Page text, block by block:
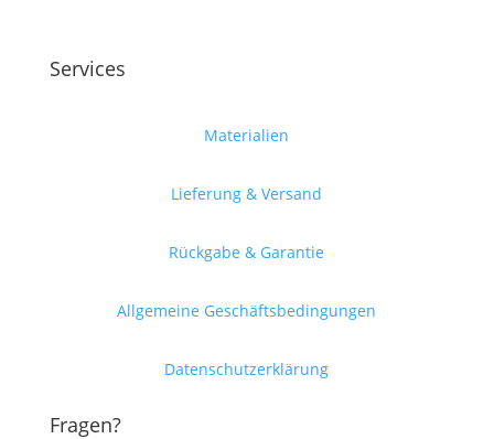
Services
Materialien
Lieferung & Versand
Rückgabe & Garantie
Allgemeine Geschäftsbedingungen
Datenschutzerklärung
Fragen?